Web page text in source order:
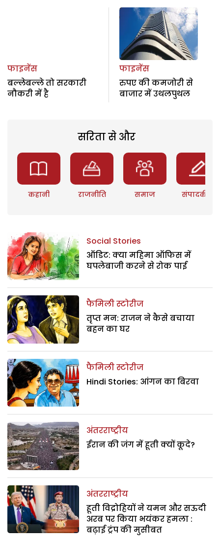
फाइनेंस
बल्लेबल्ले तो सरकारी
नौकरी में है
फाइनेंस
रुपए की कमजोरी से
बाजार में उथलपुथल
सरिता से और
कहानी राजनीति समाज संपादकीय
Social Stories
ऑडिट: क्या महिमा ऑफिस में
घपलेबाजी करने से रोक पाई
फैमिली स्टोरीज
तृप्त मन: राजन ने कैसे बचाया
बहन का घर
फैमिली स्टोरीज
Hindi Stories: आंगन का बिरवा
अंतरराष्ट्रीय
ईरान की जंग में हूती क्यों कूदे?
अंतरराष्ट्रीय
हूती विद्रोहियों ने यमन और सऊदी
अरब पर किया भयंकर हमला :
बढ़ाई ट्रंप की मुसीबत